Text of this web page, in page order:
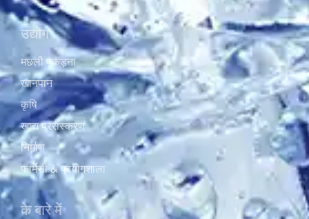
उद्योग
मछली पकड़ना
खानपान
कृषि
खाद्य प्रसंस्करण
निर्माण
फार्मेसी & प्रयोगशाला
के बारे में